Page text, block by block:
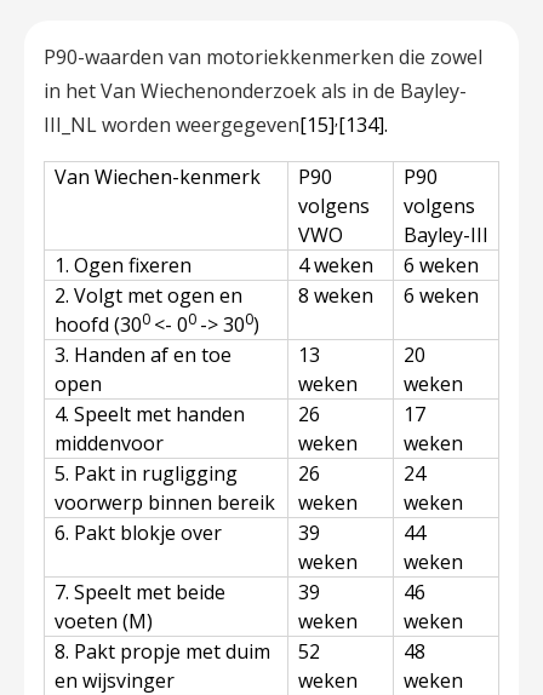
P90-waarden van motoriekkenmerken die zowel
in het Van Wiechenonderzoek als in de Bayley-
III_NL worden weergegeven[15],[134].
Van Wiechen-kenmerk
P90
volgens
VWO
P90
volgens
Bayley-III
1. Ogen fixeren
4 weken
6 weken
2. Volgt met ogen en
hoofd (300 <- 00 -> 300)
8 weken 6 weken
3. Handen af en toe
open
13
weken
20
weken
4. Speelt met handen
middenvoor
26
weken
17
weken
5. Pakt in rugligging
voorwerp binnen bereik
26
weken
24
weken
6. Pakt blokje over
39
weken
44
weken
7. Speelt met beide
voeten (M)
39
weken
46
weken
8. Pakt propje met duim
en wijsvinger
52
weken
48
weken